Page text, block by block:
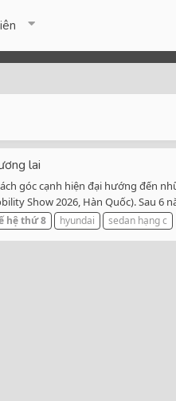
lai
góc cạnh hiện đại hướng đến
Show 2026, Hàn Quốc). Sau 6
hệthứ8 hyundai sedan hạng c